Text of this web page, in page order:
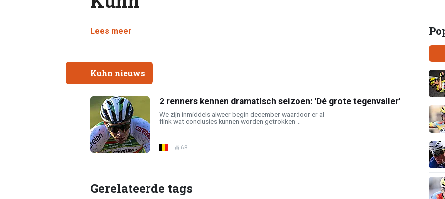
Lees meer
Kuhn nieuws
2 renners kennen dramatisch seizoen: 'Dé grote tegenvaller'
We zijn inmiddels alweer begin december waardoor er al
flink wat conclusies kunnen worden getrokken ...
68
Gerelateerde tags